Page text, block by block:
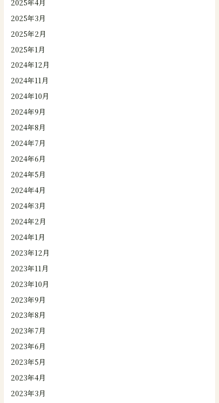
2025年3月
2025年2月
2025年1月
2024年12月
2024年11月
2024年10月
2024年9月
2024年8月
2024年7月
2024年6月
2024年5月
2024年4月
2024年3月
2024年2月
2024年1月
2023年12月
2023年11月
2023年10月
2023年9月
2023年8月
2023年7月
2023年6月
2023年5月
2023年4月
2023年3月